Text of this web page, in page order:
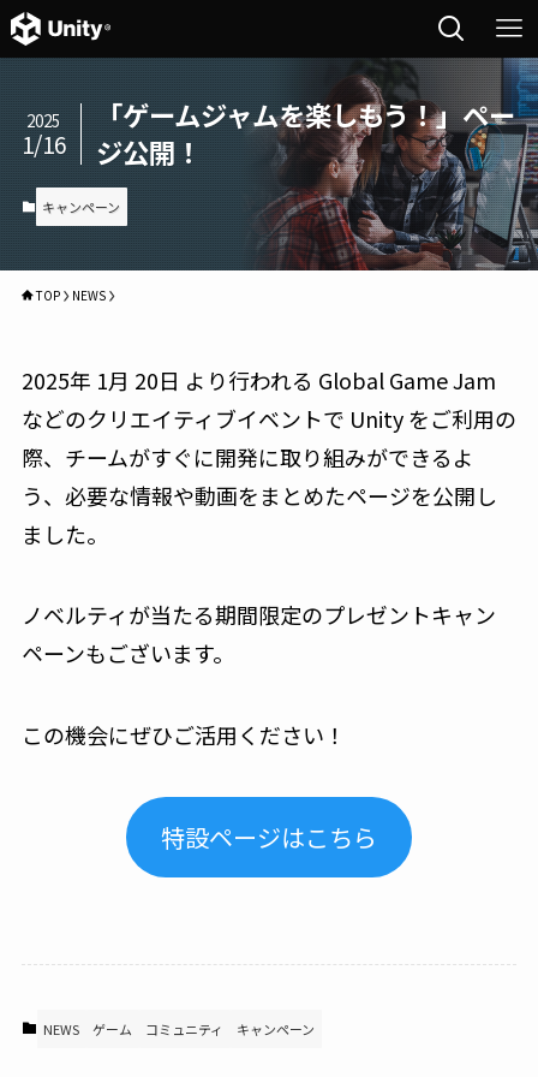
「ゲームジャムを楽しもう！」ペー
ジ公開！
2025
1/16
キャンペーン
TOP NEWS
2025年 1月 20日 より行われる Global Game Jam
などのクリエイティブイベントで Unity をご利用の
際、チームがすぐに開発に取り組みができるよ
う、必要な情報や動画をまとめたページを公開し
ました。
ノベルティが当たる期間限定のプレゼントキャン
ペーンもございます。
この機会にぜひご活用ください！
特設ページはこちら
NEWS ゲーム コミュニティ キャンペーン